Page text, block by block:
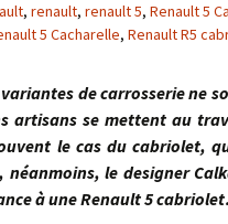
, renault, renault 5, Renault 5
5 Cacharelle, Renault R5
de carrosserie ne
artisans se mettent au
le cas du cabriolet,
néanmoins, le designer
à une Renault 5